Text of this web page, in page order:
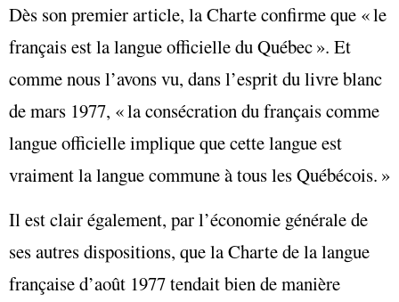
Dès son premier article, la Charte confirme que « le
français est la langue officielle du Québec ». Et
comme nous l’avons vu, dans l’esprit du livre blanc
de mars 1977, « la consécration du français comme
langue officielle implique que cette langue est
vraiment la langue commune à tous les Québécois. »
Il est clair également, par l’économie générale de
ses autres dispositions, que la Charte de la langue
française d’août 1977 tendait bien de manière